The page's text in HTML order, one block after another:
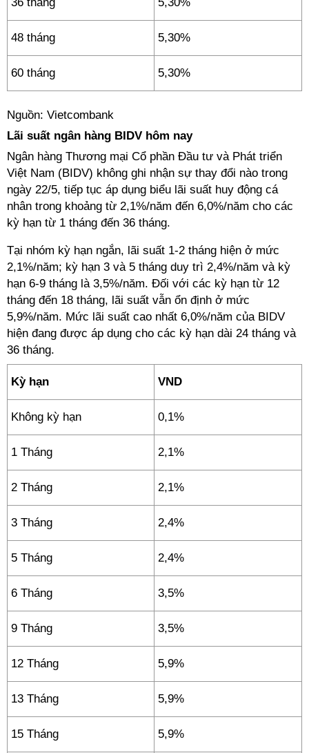
48 tháng 5,30%
60 tháng 5,30%
Nguồn: Vietcombank
Lãi suất ngân hàng BIDV hôm nay
Ngân hàng Thương mại Cổ phần Đầu tư và Phát triển
Việt Nam (BIDV) không ghi nhận sự thay đổi nào trong
ngày 22/5, tiếp tục áp dụng biểu lãi suất huy động cá
nhân trong khoảng từ 2,1%/năm đến 6,0%/năm cho các
kỳ hạn từ 1 tháng đến 36 tháng.
Tại nhóm kỳ hạn ngắn, lãi suất 1-2 tháng hiện ở mức
2,1%/năm; kỳ hạn 3 và 5 tháng duy trì 2,4%/năm và kỳ
hạn 6-9 tháng là 3,5%/năm. Đối với các kỳ hạn từ 12
tháng đến 18 tháng, lãi suất vẫn ổn định ở mức
5,9%/năm. Mức lãi suất cao nhất 6,0%/năm của BIDV
hiện đang được áp dụng cho các kỳ hạn dài 24 tháng và
36 tháng.
Kỳ hạn VND
Không kỳ hạn 0,1%
1 Tháng 2,1%
2 Tháng 2,1%
3 Tháng 2,4%
5 Tháng 2,4%
6 Tháng 3,5%
9 Tháng 3,5%
12 Tháng 5,9%
13 Tháng 5,9%
15 Tháng 5,9%